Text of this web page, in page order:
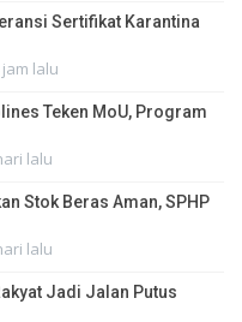
Sertifikat Karantina
jam lalu
Teken MoU, Program
lalu
Stok Beras Aman, SPHP
lalu
Jadi Jalan Putus